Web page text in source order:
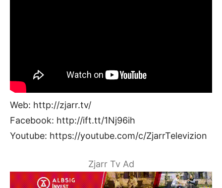
Web: http://zjarr.tv/
Facebook: http://ift.tt/1Nj96ih
Youtube: https://youtube.com/c/ZjarrTelevizion
Zjarr Tv Ad